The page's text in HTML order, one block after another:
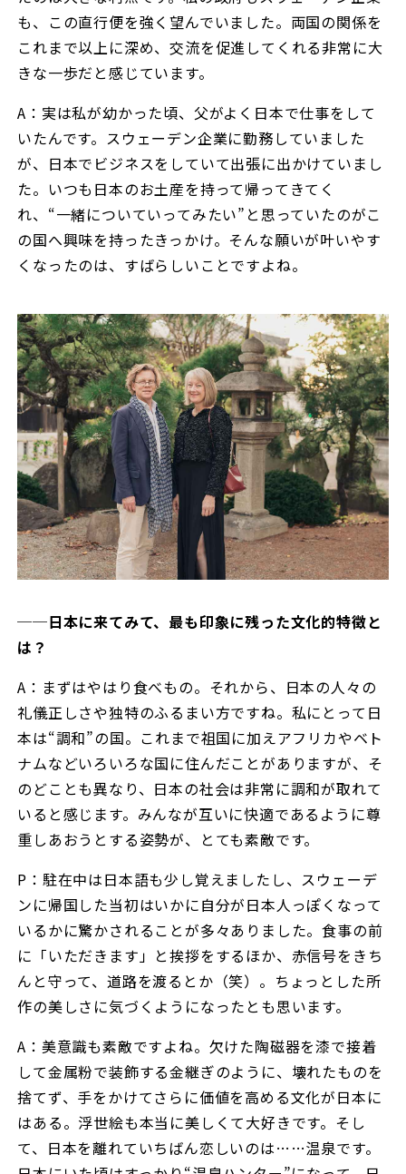
も、この直行便を強く望んでいました。両国の関係を
これまで以上に深め、交流を促進してくれる非常に大
きな一歩だと感じています。
A：実は私が幼かった頃、父がよく日本で仕事をして
いたんです。スウェーデン企業に勤務していました
が、日本でビジネスをしていて出張に出かけていまし
た。いつも日本のお土産を持って帰ってきてく
れ、“一緒についていってみたい”と思っていたのがこ
の国へ興味を持ったきっかけ。そんな願いが叶いやす
くなったのは、すばらしいことですよね。
──日本に来てみて、最も印象に残った文化的特徴と
は？
A：まずはやはり食べもの。それから、日本の人々の
礼儀正しさや独特のふるまい方ですね。私にとって日
本は“調和”の国。これまで祖国に加えアフリカやベト
ナムなどいろいろな国に住んだことがありますが、そ
のどことも異なり、日本の社会は非常に調和が取れて
いると感じます。みんなが互いに快適であるように尊
重しあおうとする姿勢が、とても素敵です。
P：駐在中は日本語も少し覚えましたし、スウェーデ
ンに帰国した当初はいかに自分が日本人っぽくなって
いるかに驚かされることが多々ありました。食事の前
に「いただきます」と挨拶をするほか、赤信号をきち
んと守って、道路を渡るとか（笑）。ちょっとした所
作の美しさに気づくようになったとも思います。
A：美意識も素敵ですよね。欠けた陶磁器を漆で接着
して金属粉で装飾する金継ぎのように、壊れたものを
捨てず、手をかけてさらに価値を高める文化が日本に
はある。浮世絵も本当に美しくて大好きです。そし
て、日本を離れていちばん恋しいのは……温泉です。